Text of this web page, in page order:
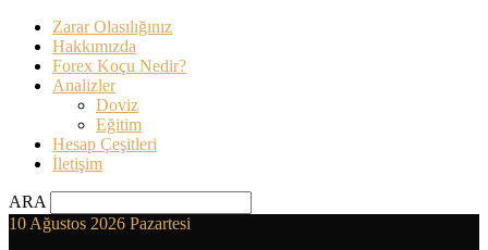
Zarar Olasılığınız
Hakkımızda
Forex Koçu Nedir?
Analizler
Doviz
Eğitim
Hesap Çeşitleri
İletişim
ARA
10 Ağustos 2026 Pazartesi